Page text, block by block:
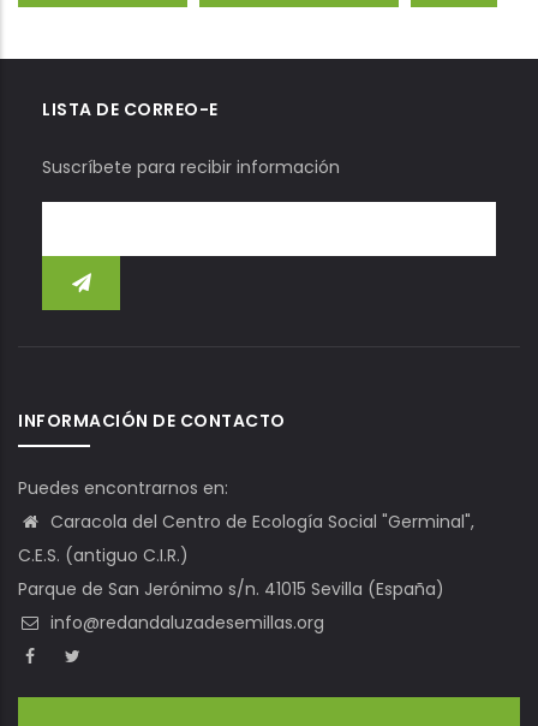
LISTA DE CORREO-E
Suscríbete para recibir información
INFORMACIÓN DE CONTACTO
Puedes encontrarnos en:
Caracola del Centro de Ecología Social "Germinal",
C.E.S. (antiguo C.I.R.)
Parque de San Jerónimo s/n. 41015 Sevilla (España)
info@redandaluzadesemillas.org